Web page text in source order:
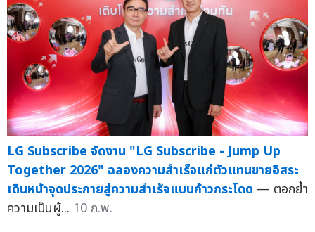
LG Subscribe จัดงาน "LG Subscribe - Jump Up
Together 2026" ฉลองความสำเร็จแก่ตัวแทนขายอิสระ
เดินหน้าจุดประกายสู่ความสำเร็จแบบก้าวกระโดด — ตอกย้ำ
ความเป็นผู้... 10 ก.พ.